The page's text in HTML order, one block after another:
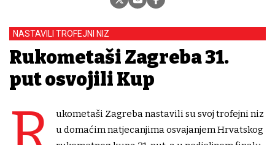
NASTAVILI TROFEJNI NIZ
Rukometaši Zagreba 31.
put osvojili Kup
ukometaši Zagreba nastavili su svoj trofejni niz
u domaćim natjecanjima osvajanjem Hrvatskog